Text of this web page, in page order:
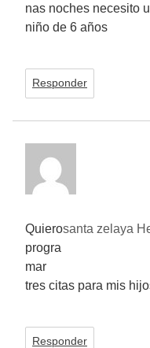
nas noches necesito
niño de 6 años
Responder
santa zelaya
Quiero
progra
mar
tres citas para mis
Responder